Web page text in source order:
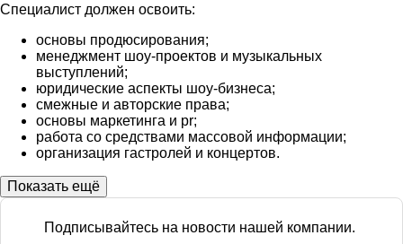
Специалист должен освоить:
основы продюсирования;
менеджмент шоу-проектов и музыкальных
выступлений;
юридические аспекты шоу-бизнеса;
смежные и авторские права;
основы маркетинга и pr;
работа со средствами массовой информации;
организация гастролей и концертов.
Показать ещё
Подписывайтесь на новости нашей компании.